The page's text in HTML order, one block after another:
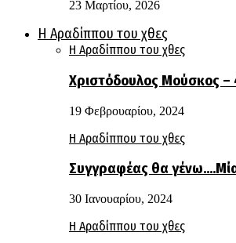
23 Μαρτίου, 2026
Η Αραδίππου του χθες
Η Αραδίππου του χθες
Χριστόδουλος Μούσκος
19 Φεβρουαρίου, 2024
Η Αραδίππου του χθες
Συγγραφέας θα
30 Ιανουαρίου, 2024
Η Αραδίππου του χθες